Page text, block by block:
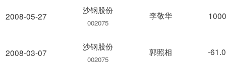
2008-05-27
2008-03-07
沙钢股份
002075
李敬华
沙钢股份
002075
郭照相 -